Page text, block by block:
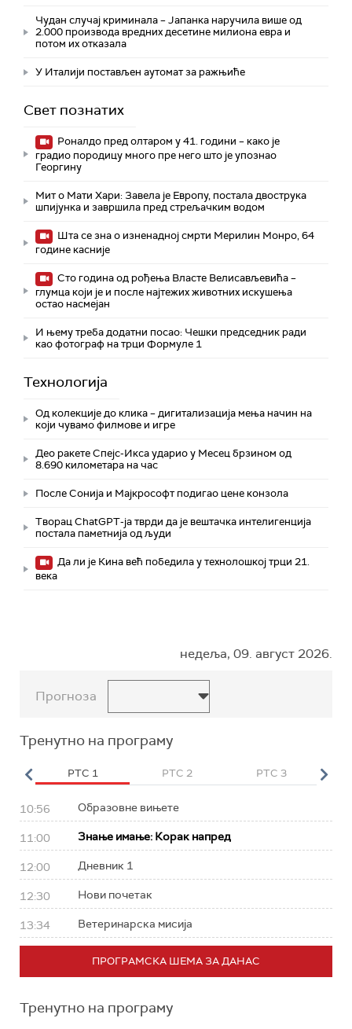
Чудан случај криминала – Јапанка наручила више од
2.000 производа вредних десетине милиона евра и
потом их отказала
У Италији постављен аутомат за ражњиће
Свет познатих
Роналдо пред олтаром у 41. години – како је
градио породицу много пре него што је упознао
Георгину
Мит о Мати Хари: Завела је Европу, постала двострука
шпијунка и завршила пред стрељачким водом
Шта се зна о изненадној смрти Мерилин Монро, 64
године касније
Сто година од рођења Власте Велисављевића –
глумца који је и после најтежих животних искушења
остао насмејан
И њему треба додатни посао: Чешки председник ради
као фотограф на трци Формуле 1
Технологијa
Од колекције до клика – дигитализација мења начин на
који чувамо филмове и игре
Део ракете Спејс-Икса ударио у Месец брзином од
8.690 километара на час
После Сонија и Мајкрософт подигао цене конзола
Творац ChatGPT-ја тврди да је вештачка интелигенција
постала паметнија од људи
Да ли је Кина већ победила у технолошкој трци 21.
века
недеља, 09. август 2026.
Прогноза
Тренутно на програму
РТС 1 РТС 2 РТС 3
10:56 Образовне вињете
11:00 Знање имање: Корак напред
12:00 Дневник 1
12:30 Нови почетак
13:34 Ветеринарска мисија
ПРОГРАМСКА ШЕМА ЗА ДАНАС
Тренутно на програму